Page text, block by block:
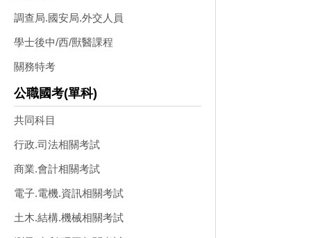
調查局.國安局.外交人員
學士後中/西/獸醫課程
關務特考
公職國考(單科)
共同科目
行政.司法相關考試
商業.會計相關考試
電子.電機.資訊相關考試
土木.結構.機械相關考試